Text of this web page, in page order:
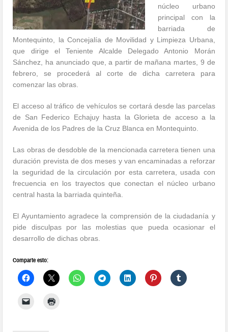
núcleo urbano
principal con la
barriada de
Montequinto, la Concejalía de Movilidad y Limpieza Urbana,
que dirige el Teniente Alcalde Delegado Antonio Morán
Sánchez, ha anunciado que, a partir de mañana martes, 9 de
febrero, se procederá al corte de dicha carretera para
comenzar las obras.
El acceso al tráfico de vehículos se cortará desde las parcelas
de San Federico Echajuy hasta la Glorieta de acceso a la
Avenida de los Padres de la Cruz Blanca en Montequinto.
Las obras de desdoble de la mencionada carretera tienen una
duración prevista de dos meses y van encaminadas a reforzar
la seguridad de la circulación por esta carretera, usada con
frecuencia en los trayectos que conectan el núcleo urbano
central hasta la barriada quinteña.
El Ayuntamiento agradece la comprensión de la ciudadanía y
pide disculpas por las molestias que pueda ocasionar el
desarrollo de dichas obras.
Comparte esto: